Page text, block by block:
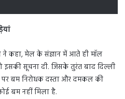
ने कहा, मेल के संज्ञान में आते ही मॉल
इसकी सूचना दी. जिसके तुरंत बाद दिल्ली
बम निरोधक दस्ता और दमकल की
बम नहीं मिला है.